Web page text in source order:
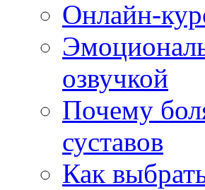
Онлайн-
озвучкой
Почему
суставов
Как